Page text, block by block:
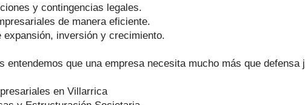
y contingencias legales.
de manera eficiente.
inversión y crecimiento.
entendemos que una empresa necesita mucho más que
en Villarrica